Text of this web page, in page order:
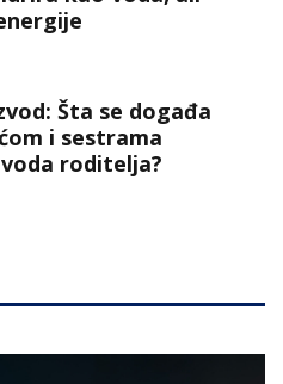
Šta se događa
i sestrama
roditelja?